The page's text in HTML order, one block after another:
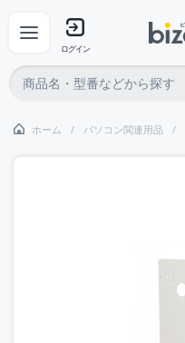
ログイン
ホーム パソコン関連用品